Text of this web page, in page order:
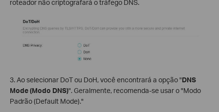
roteador não criptografará o tráfego DNS.
3. Ao selecionar DoT ou DoH, você encontrará a opção "DNS
Mode (Modo DNS)". Geralmente, recomenda-se usar o "Modo
Padrão (Default Mode)."